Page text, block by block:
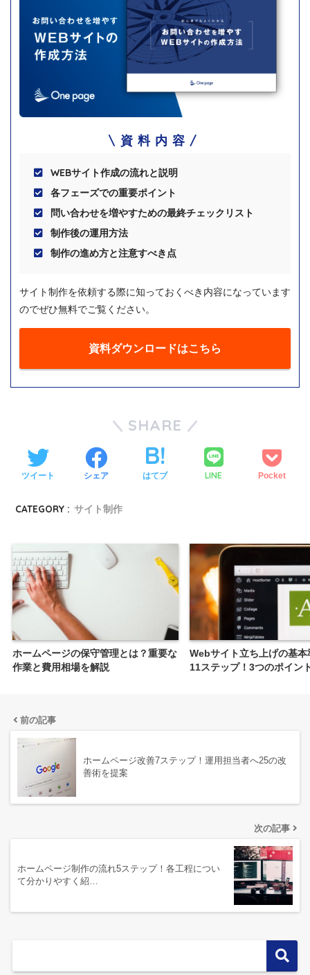
資料内容
WEBサイト作成の流れと説明
各フェーズでの重要ポイント
問い合わせを増やすための最終チェックリスト
制作後の運用方法
制作の進め方と注意すべき点
サイト制作を依頼する際に知っておくべき内容になっています
のでぜひ無料でご覧ください。
資料ダウンロードはこちら
SHARE
ツイート シェア はてブ LINE Pocket
CATEGORY : サイト制作
ホームページの保守管理とは？重要な
作業と費用相場を解説
Webサイト立ち上げの基本
11ステップ！3つのポイン
前の記事
ホームページ改善7ステップ！運用担当者へ25の改
善術を提案
次の記事
ホームページ制作の流れ5ステップ！各工程につい
て分かりやすく紹…